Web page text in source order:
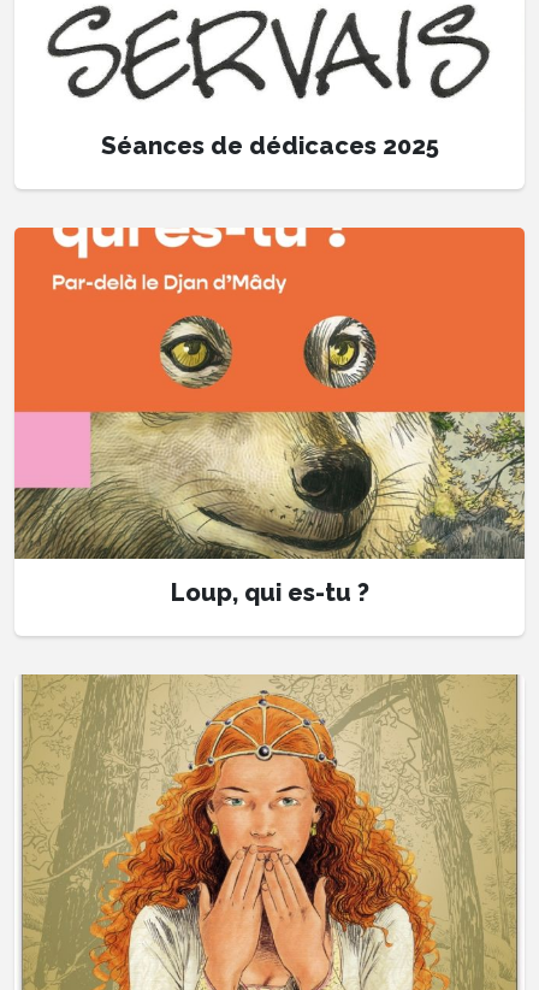
Séances de dédicaces 2025
Loup, qui es-tu ?